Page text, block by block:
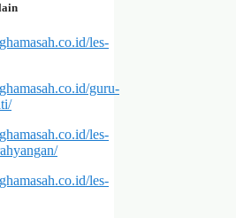
les-
guru-
les-
les-